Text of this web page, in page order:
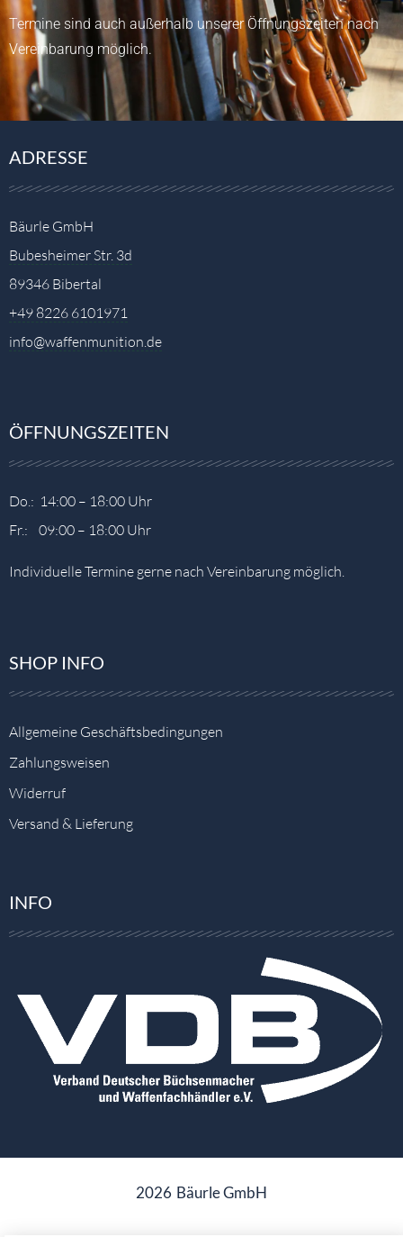
Termine sind auch außerhalb unserer Öffnungszeiten nach
Vereinbarung möglich.
ADRESSE
Bäurle GmbH
Bubesheimer Str. 3d
89346 Bibertal
+49 8226 6101971
info@waffenmunition.de
ÖFFNUNGSZEITEN
Do.: 14:00 – 18:00 Uhr
Fr.: 09:00 – 18:00 Uhr
Individuelle Termine gerne nach Vereinbarung möglich.
SHOP INFO
Allgemeine Geschäftsbedingungen
Zahlungsweisen
Widerruf
Versand & Lieferung
INFO
2026 Bäurle GmbH